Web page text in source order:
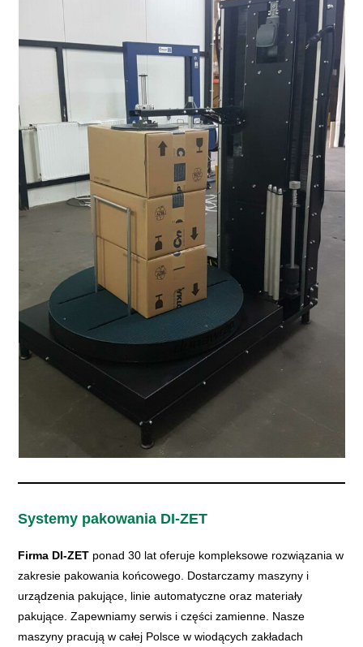
Systemy pakowania DI-ZET
Firma DI-ZET ponad 30 lat oferuje kompleksowe rozwiązania w
zakresie pakowania końcowego. Dostarczamy maszyny i
urządzenia pakujące, linie automatyczne oraz materiały
pakujące. Zapewniamy serwis i części zamienne. Nasze
maszyny pracują w całej Polsce w wiodących zakładach